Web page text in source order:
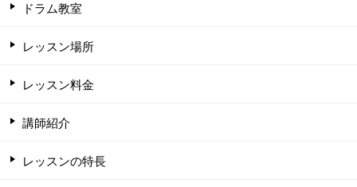
ドラム教室
レッスン場所
レッスン料金
講師紹介
レッスンの特長